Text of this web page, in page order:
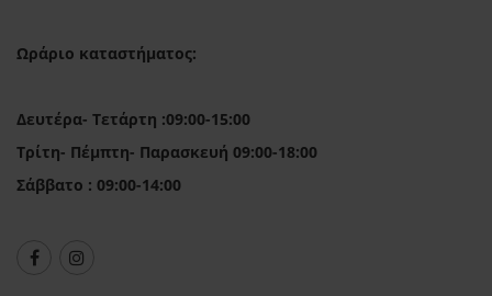
Ωράριο καταστήματος:
Δευτέρα- Τετάρτη :09:00-15:00
Τρίτη- Πέμπτη- Παρασκευή 09:00-18:00
Σάββατο : 09:00-14:00